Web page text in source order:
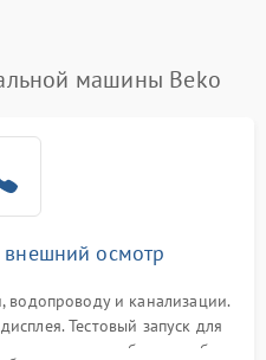
Подробнее →
машины Beko
внешний осмотр
водопроводу и канализации.
Тестовый запуск для
протечек или сбоев в работе